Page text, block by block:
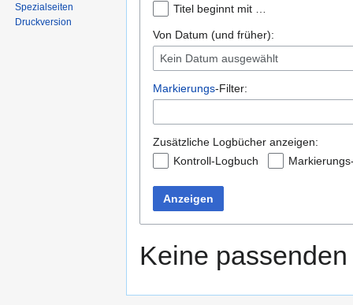
Titel beginnt mit …
Von Datum (und früher):
Kein Datum ausgewählt
Markierungs-Filter:
Zusätzliche Logbücher anzeigen:
Kontroll-Logbuch
Anzeigen
Keine
Spezialseiten
Druckversion